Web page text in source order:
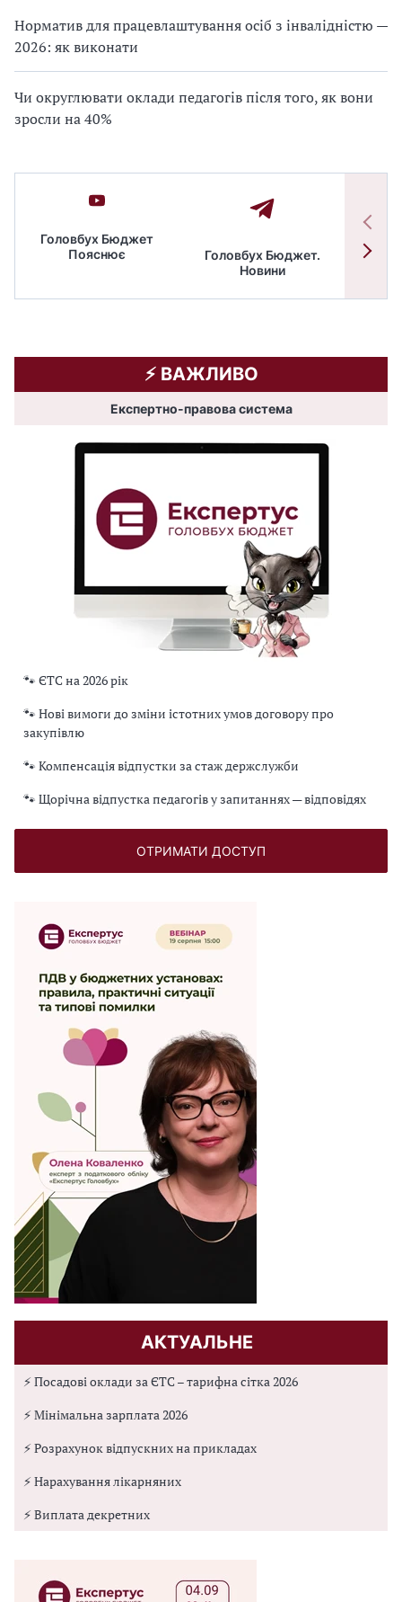
Норматив для працевлаштування осіб з інвалідністю —
2026: як виконати
Чи округлювати оклади педагогів після того, як вони
зросли на 40%
Головбух Бюджет
Пояснює
Головбух Бюджет.
Новини
⚡️ ВАЖЛИВО
Експертно-правова система
🐾 ЄТС на 2026 рік
🐾 Нові вимоги до зміни істотних умов договору про
закупівлю
🐾 Компенсація відпустки за стаж держслужби
🐾 Щорічна відпустка педагогів у запитаннях — відповідях
ОТРИМАТИ ДОСТУП
АКТУАЛЬНЕ
⚡ Посадові оклади за ЄТС – тарифна сітка 2026
⚡ Мінімальна зарплата 2026
⚡ Розрахунок відпускних на прикладах
⚡ Нарахування лікарняних
⚡ Виплата декретних